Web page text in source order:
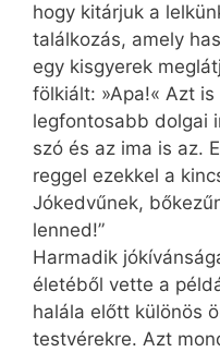
hogy kitárjuk a
találkozás, amely
egy kisgyerek
fölkiált: »Apa!« Azt
legfontosabb dolgai
szó és az ima is az.
reggel ezekkel a
Jókedvűnek,
lenned!”
Harmadik
életéből vette a
halála előtt különös
testvérekre. Azt